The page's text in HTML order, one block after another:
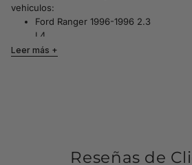
vehiculos:
Ford Ranger 1996-1996 2.3
L4
en Sensores
Leer más
Reseñas de